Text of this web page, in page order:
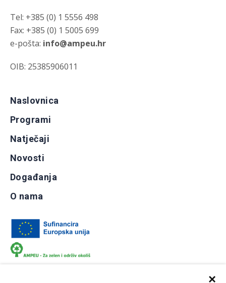
×
Tel: +385 (0) 1 5556 498
Fax: +385 (0) 1 5005 699
e-pošta: info@ampeu.hr
OIB: 25385906011
Naslovnica
Programi
Natječaji
Novosti
Događanja
O nama